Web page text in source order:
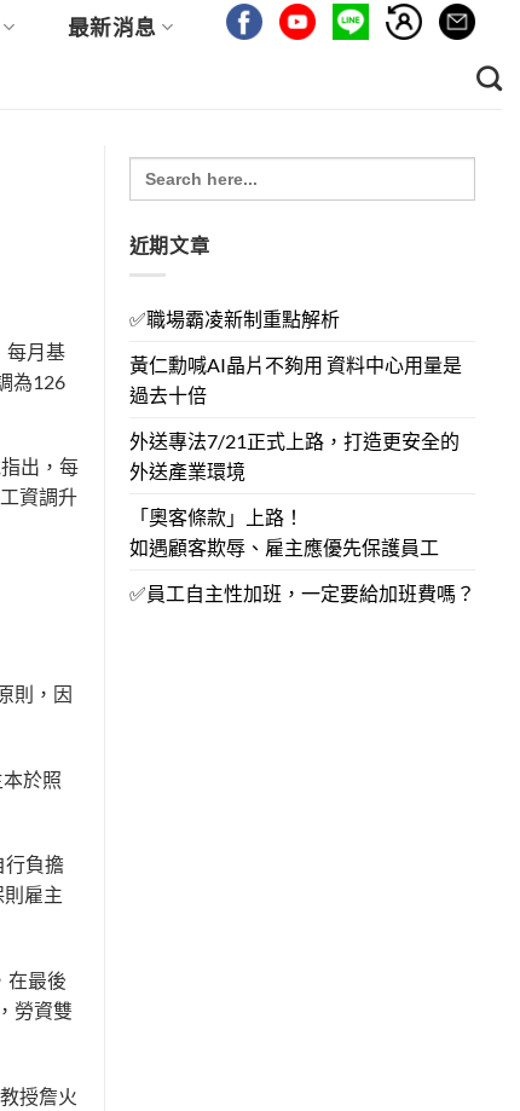
最新消息
每月基
為126
出，每
資調升
則，因
於照
行負擔
雇主
在最後
勞資雙
授詹火
Search
for:
近期文章
✅職場霸凌新制重點解析
黃仁勳喊AI晶片不夠用 資料中心用量是
過去十倍
外送專法7/21正式上路，打造更安全的
外送產業環境
「奧客條款」上路！
如遇顧客欺辱、雇主應優先保護員工
✅員工自主性加班，一定要給加班費嗎？